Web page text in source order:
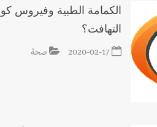
الكمامة الطبية وفيروس
التهافت؟
2020-02-17 صحة